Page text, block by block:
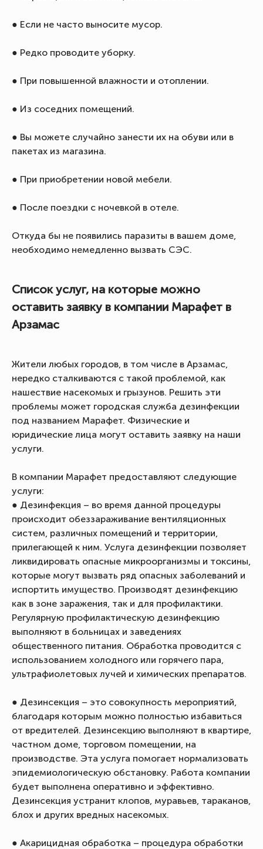
● Если не часто выносите мусор.
● Редко проводите уборку.
● При повышенной влажности и отоплении.
● Из соседних помещений.
● Вы можете случайно занести их на обуви или в
пакетах из магазина.
● При приобретении новой мебели.
● После поездки с ночевкой в отеле.
Откуда бы не появились паразиты в вашем доме,
необходимо немедленно вызвать СЭС.
Список услуг, на которые можно
оставить заявку в компании Марафет в
Арзамас
Жители любых городов, в том числе в Арзамас,
нередко сталкиваются с такой проблемой, как
нашествие насекомых и грызунов. Решить эти
проблемы может городская служба дезинфекции
под названием Марафет. Физические и
юридические лица могут оставить заявку на наши
услуги.
В компании Марафет предоставляют следующие
услуги:
● Дезинфекция – во время данной процедуры
происходит обеззараживание вентиляционных
систем, различных помещений и территории,
прилегающей к ним. Услуга дезинфекции позволяет
ликвидировать опасные микроорганизмы и токсины,
которые могут вызвать ряд опасных заболеваний и
испортить имущество. Производят дезинфекцию
как в зоне заражения, так и для профилактики.
Регулярную профилактическую дезинфекцию
выполняют в больницах и заведениях
общественного питания. Обработка проводится с
использованием холодного или горячего пара,
ультрафиолетовых лучей и химических препаратов.
● Дезинсекция – это совокупность мероприятий,
благодаря которым можно полностью избавиться
от вредителей. Дезинсекцию выполняют в квартире,
частном доме, торговом помещении, на
производстве. Эта услуга помогает нормализовать
эпидемиологическую обстановку. Работа компании
будет выполнена оперативно и эффективно.
Дезинсекция устранит клопов, муравьев, тараканов,
блох и других вредных насекомых.
● Акарицидная обработка – процедура обработки